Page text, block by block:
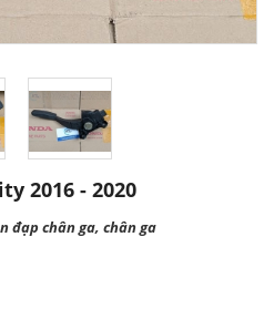
2016 - 2020
đạp chân ga, chân ga